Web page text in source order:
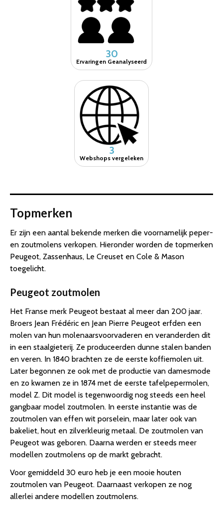
30
Ervaringen Geanalyseerd
3
Webshops vergeleken
Topmerken
Er zijn een aantal bekende merken die voornamelijk peper-
en zoutmolens verkopen. Hieronder worden de topmerken
Peugeot, Zassenhaus, Le Creuset en Cole & Mason
toegelicht.
Peugeot zoutmolen
Het Franse merk Peugeot bestaat al meer dan 200 jaar.
Broers Jean Frédéric en Jean Pierre Peugeot erfden een
molen van hun molenaarsvoorvaderen en veranderden dit
in een staalgieterij. Ze produceerden dunne stalen banden
en veren. In 1840 brachten ze de eerste koffiemolen uit.
Later begonnen ze ook met de productie van damesmode
en zo kwamen ze in 1874 met de eerste tafelpepermolen,
model Z. Dit model is tegenwoordig nog steeds een heel
gangbaar model zoutmolen. In eerste instantie was de
zoutmolen van effen wit porselein, maar later ook van
bakeliet, hout en zilverkleurig metaal. De zoutmolen van
Peugeot was geboren. Daarna werden er steeds meer
modellen zoutmolens op de markt gebracht.
Voor gemiddeld 30 euro heb je een mooie houten
zoutmolen van Peugeot. Daarnaast verkopen ze nog
allerlei andere modellen zoutmolens.